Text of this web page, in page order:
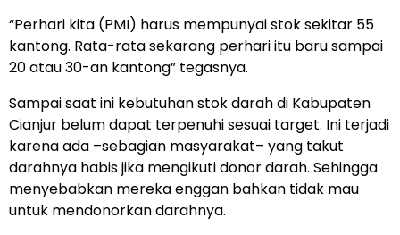
“Perhari kita (PMI) harus mempunyai stok sekitar 55
kantong. Rata-rata sekarang perhari itu baru sampai
20 atau 30-an kantong” tegasnya.
Sampai saat ini kebutuhan stok darah di Kabupaten
Cianjur belum dapat terpenuhi sesuai target. Ini terjadi
karena ada –sebagian masyarakat– yang takut
darahnya habis jika mengikuti donor darah. Sehingga
menyebabkan mereka enggan bahkan tidak mau
untuk mendonorkan darahnya.